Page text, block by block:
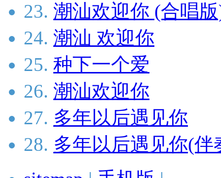
23. 潮汕欢迎你 (合唱
24. 潮汕 欢迎你
25. 种下一个爱
26. 潮汕欢迎你
27. 多年以后遇见你
28. 多年以后遇见你(伴